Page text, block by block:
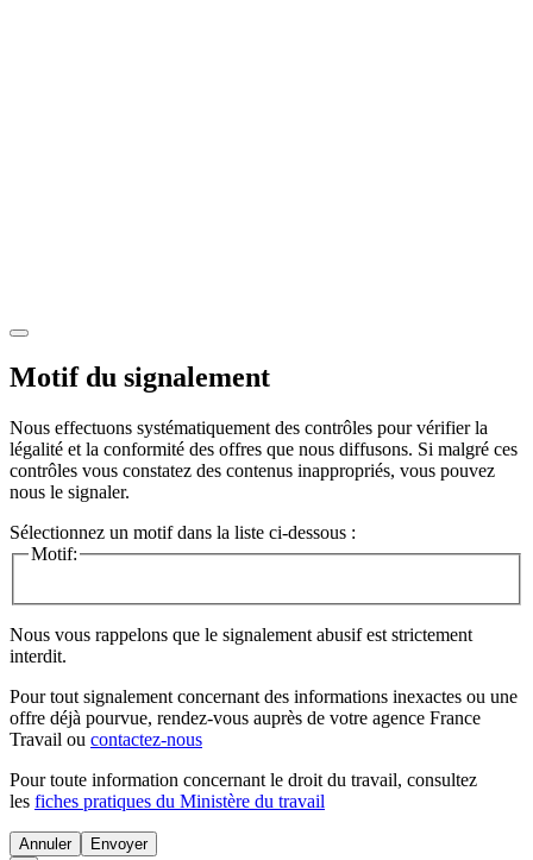
Motif du signalement
Nous effectuons systématiquement des contrôles pour vérifier la
légalité et la conformité des offres que nous diffusons. Si malgré ces
contrôles vous constatez des contenus inappropriés, vous pouvez
nous le signaler.
Sélectionnez un motif dans la liste ci-dessous :
Motif:
Nous vous rappelons que le signalement abusif est strictement
interdit.
Pour tout signalement concernant des informations inexactes ou une
offre déjà pourvue, rendez-vous auprès de votre agence France
Travail ou contactez-nous
Pour toute information concernant le droit du travail, consultez
les fiches pratiques du Ministère du travail
Annuler